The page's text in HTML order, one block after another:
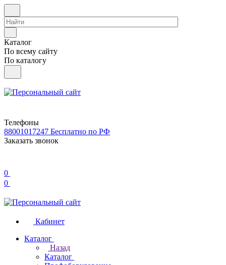
Каталог
По всему сайту
По каталогу
Телефоны
88001017247 Бесплатно по РФ
Заказать звонок
0
0
Кабинет
Каталог
Назад
Каталог